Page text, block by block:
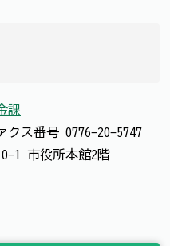
課
クス番号 0776-20-5747
1 市役所本館2階